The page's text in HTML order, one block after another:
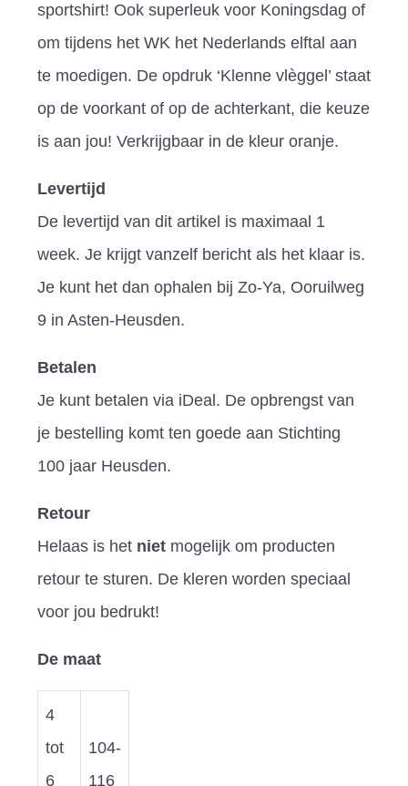
sportshirt! Ook superleuk voor Koningsdag of
om tijdens het WK het Nederlands elftal aan
te moedigen. De opdruk ‘Klenne vlèggel’ staat
op de voorkant of op de achterkant, die keuze
is aan jou! Verkrijgbaar in de kleur oranje.
Levertijd
De levertijd van dit artikel is maximaal 1
week. Je krijgt vanzelf bericht als het klaar is.
Je kunt het dan ophalen bij Zo-Ya, Ooruilweg
9 in Asten-Heusden.
Betalen
Je kunt betalen via iDeal. De opbrengst van
je bestelling komt ten goede aan Stichting
100 jaar Heusden.
Retour
Helaas is het niet mogelijk om producten
retour te sturen. De kleren worden speciaal
voor jou bedrukt!
De maat
4
tot
6
104-
116